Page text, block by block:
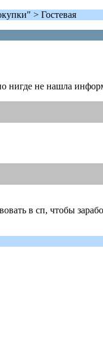
> Гостевая
нигде не нашла
в сп, чтобы